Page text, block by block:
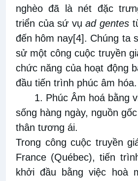
nghèo đã là nét đặc
triển của sứ vụad gentes
đến hôm nay[4]. Chúng ta
sử một công cuộc truyền
chức năng của hoạt động
đầu tiến trình phúc âm hóa.
1. Phúc Âm hoá bằng
sống hàng ngày, nguồn
thân tương ái.
Trong công cuộc truyền
France (Québec), tiến
khởi đầu bằng việc hoà